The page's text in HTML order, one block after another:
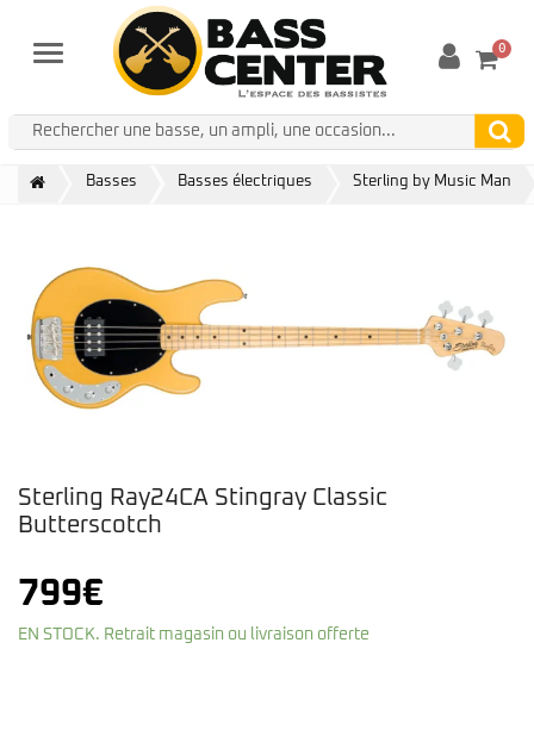
Menu 0
Basses Basses électriques Sterling by Music Man
Sterling Ray24CA Stingray Classic
Butterscotch
799€
EN STOCK. Retrait magasin ou livraison offerte